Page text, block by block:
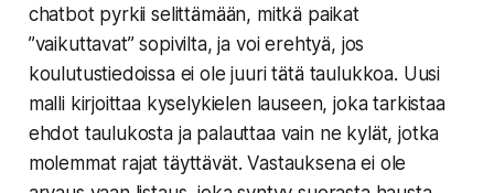
chatbot pyrkii selittämään, mitkä paikat
”vaikuttavat” sopivilta, ja voi erehtyä, jos
koulutustiedoissa ei ole juuri tätä taulukkoa. Uusi
malli kirjoittaa kyselykielen lauseen, joka tarkistaa
ehdot taulukosta ja palauttaa vain ne kylät, jotka
molemmat rajat täyttävät. Vastauksena ei ole